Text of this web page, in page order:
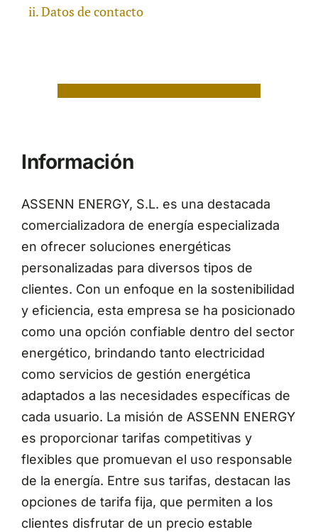
Datos de contacto
Información
ASSENN ENERGY, S.L. es una destacada
comercializadora de energía especializada
en ofrecer soluciones energéticas
personalizadas para diversos tipos de
clientes. Con un enfoque en la sostenibilidad
y eficiencia, esta empresa se ha posicionado
como una opción confiable dentro del sector
energético, brindando tanto electricidad
como servicios de gestión energética
adaptados a las necesidades específicas de
cada usuario. La misión de ASSENN ENERGY
es proporcionar tarifas competitivas y
flexibles que promuevan el uso responsable
de la energía. Entre sus tarifas, destacan las
opciones de tarifa fija, que permiten a los
clientes disfrutar de un precio estable